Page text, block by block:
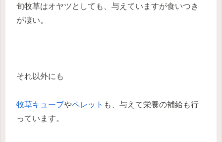
旬牧草はオヤツとしても、与えていますが食いつき
が凄い。
それ以外にも
牧草キューブやペレット も、与えて栄養の補給も行
っています。